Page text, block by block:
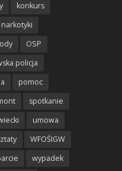
konkurs
narkotyki
OSP
policja
pomoc
spotkanie
umowa
WFOŚIGW
wypadek